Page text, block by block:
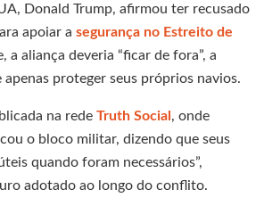
Donald Trump, afirmou ter recusado
apoiar a segurança no Estreito de
a aliança deveria “ficar de fora”, a
apenas proteger seus próprios navios.
na rede Truth Social , onde
o bloco militar, dizendo que seus
quando foram necessários”,
adotado ao longo do conflito.